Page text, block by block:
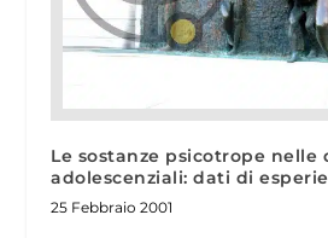
Le sostanze psicotrope nelle
adolescenziali: dati di
25 Febbraio 2001